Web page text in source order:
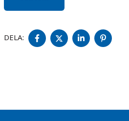
DELA:
DELA
PÅ
DELA
PÅ
DELA
PÅ
DELA
PÅ